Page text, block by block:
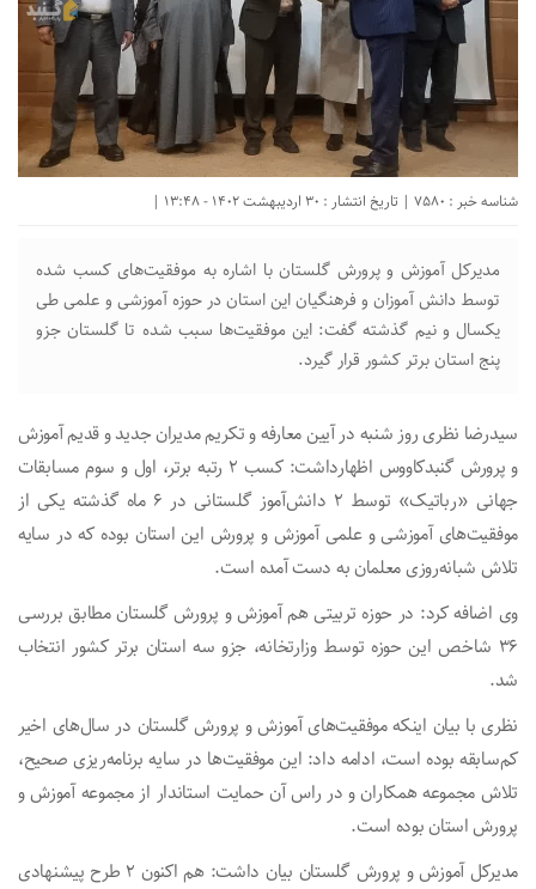
شناسه خبر : 7580 | تاریخ انتشار : 30 اردیبهشت 1402 - 13:48 |
مدیرکل آموزش و پرورش گلستان با اشاره به موفقیت‌های کسب شده
توسط دانش آموزان و فرهنگیان این استان در حوزه آموزشی و علمی طی
یکسال و نیم گذشته گفت: این موفقیت‌ها سبب شده تا گلستان جزو
پنج استان برتر کشور قرار گیرد.
سیدرضا نظری روز شنبه در آیین معارفه و تکریم مدیران جدید و قدیم آموزش
و پرورش گنبدکاووس اظهارداشت: کسب ۲ رتبه برتر، اول و سوم مسابقات
جهانی «رباتیک» توسط ۲ دانش‌آموز گلستانی در ۶ ماه گذشته یکی از
موفقیت‌های آموزشی و علمی آموزش و پرورش این استان بوده که در سایه
تلاش شبانه‌روزی معلمان به دست آمده است.
وی اضافه کرد: در حوزه تربیتی هم آموزش و پرورش گلستان مطابق بررسی
۳۶ شاخص این حوزه توسط وزارتخانه، جزو سه استان برتر کشور انتخاب
شد.
نظری با بیان اینکه موفقیت‌های آموزش و پرورش گلستان در سال‌های اخیر
کم‌سابقه بوده است، ادامه داد: این موفقیت‌ها در سایه برنامه‌ریزی صحیح،
تلاش مجموعه همکاران و در راس آن حمایت استاندار از مجموعه آموزش و
پرورش استان بوده است.
مدیرکل آموزش و پرورش گلستان بیان داشت: هم اکنون ۲ طرح پیشنهادی